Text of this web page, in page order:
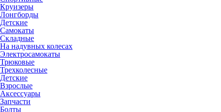
Круизеры
Лонгборды
Детские
Самокаты
Складные
На надувных колесах
Электросамокаты
Трюковые
Трехколесные
Детские
Взрослые
Аксессуары
Запчасти
Болты